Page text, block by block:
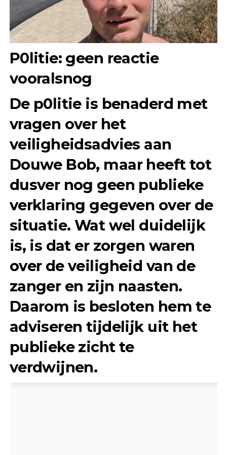
P0litie: geen reactie
vooralsnog
De p0litie is benaderd met
vragen over het
veiligheidsadvies aan
Douwe Bob, maar heeft tot
dusver nog geen publieke
verklaring gegeven over de
situatie. Wat wel duidelijk
is, is dat er zorgen waren
over de veiligheid van de
zanger en zijn naasten.
Daarom is besloten hem te
adviseren tijdelijk uit het
publieke zicht te
verdwijnen.